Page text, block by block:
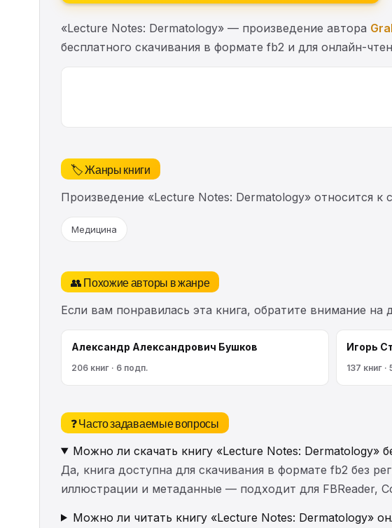
«Lecture Notes: Dermatology» — произведение автора
бесплатного скачивания в формате fb2 и для онлайн-
🏷️ Жанры книги
Произведение «Lecture Notes: Dermatology» относится
Медицина
👥 Похожие авторы в жанре
Если вам понравилась эта книга, обратите внимание
Александр Александрович Бушков
206 книг · 6 подп.
Игорь
137 книг ·
❓ Часто задаваемые вопросы
Можно ли скачать книгу «Lecture Notes: Dermatology»
Да, книга доступна для скачивания в формате fb2 без
иллюстрации и метаданные — подходит для FBReader,
Можно ли читать книгу «Lecture Notes: Dermatology»